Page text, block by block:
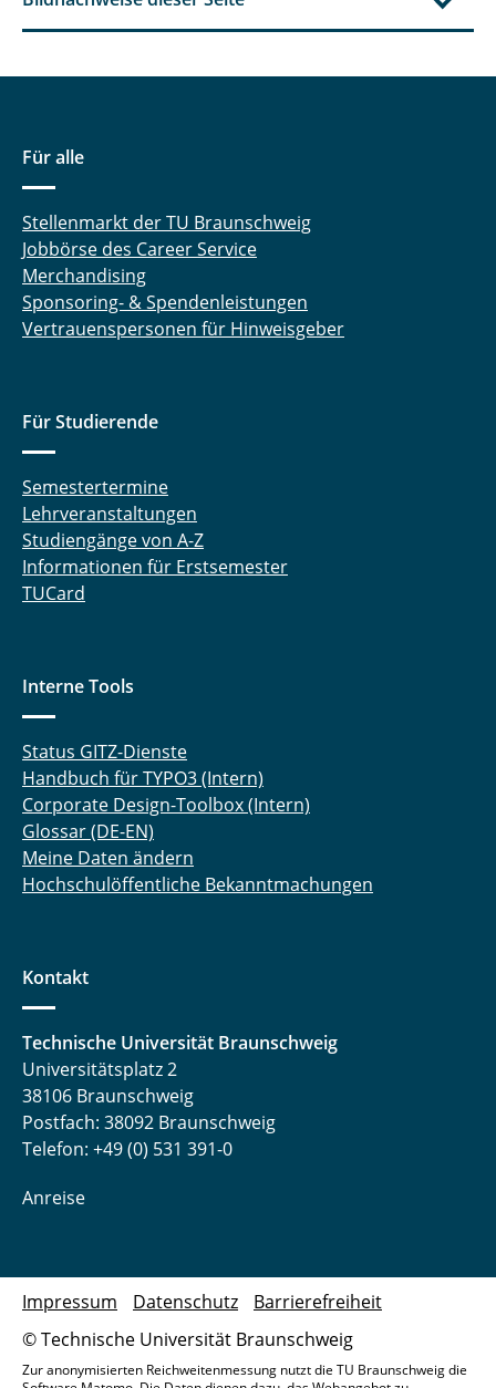
Für alle
Stellenmarkt der TU Braunschweig
Jobbörse des Career Service
Merchandising
Sponsoring- & Spendenleistungen
Vertrauenspersonen für Hinweisgeber
Für Studierende
Semestertermine
Lehrveranstaltungen
Studiengänge von A-Z
Informationen für Erstsemester
TUCard
Interne Tools
Status GITZ-Dienste
Handbuch für TYPO3 (Intern)
Corporate Design-Toolbox (Intern)
Glossar (DE-EN)
Meine Daten ändern
Hochschulöffentliche Bekanntmachungen
Kontakt
Technische Universität Braunschweig
Universitätsplatz 2
38106 Braunschweig
Postfach: 38092 Braunschweig
Telefon: +49 (0) 531 391-0
Anreise
© Technische Universität Braunschweig
Impressum Datenschutz Barrierefreiheit
Zur anonymisierten Reichweitenmessung nutzt die TU Braunschweig die